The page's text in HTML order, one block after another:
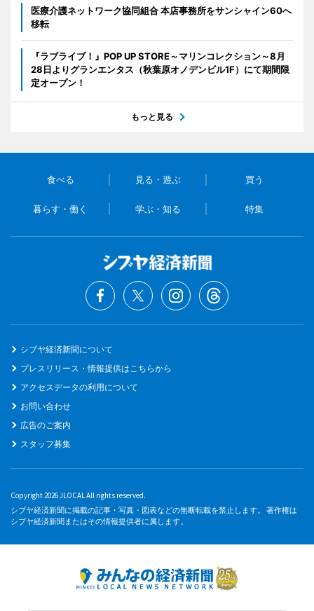
医療介護ネットワーク協同組合 本店事務所をサンシャイン60へ
移転
『ラブライブ！』POP UP STORE～マリンコレクション～8月
28日よりグランエンタス（秋葉原オノデンビル1F）にて期間限
定オープン！
もっと見る
食べる 見る・遊ぶ 買う
暮らす・働く 学ぶ・知る 特集
シブヤ経済新聞について
プレスリリース・情報提供はこちらから
アクセスデータの利用について
お問い合わせ
広告のご案内
スタッフ募集
Copyright 2026 JLOCAL All rights reserved.
シブヤ経済新聞に掲載の記事・写真・図表などの無断転載を禁止します。 著作権は
シブヤ経済新聞またはその情報提供者に属します。